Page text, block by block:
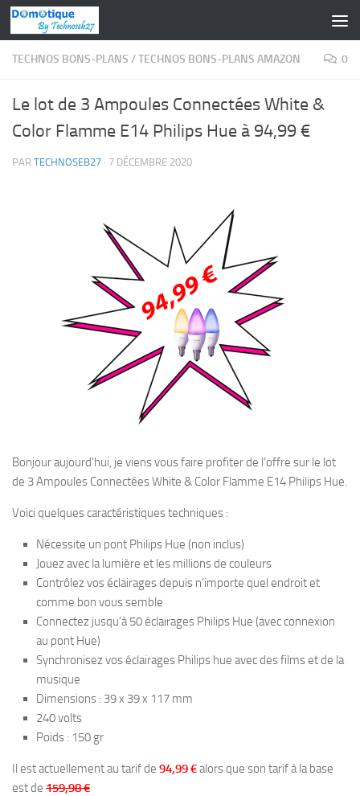
Skip to content
TECHNOS BONS-PLANS /TECHNOS BONS-PLANS AMAZON 0
Le lot de 3 Ampoules Connectées White &
Color Flamme E14 Philips Hue à 94,99 €
PAR TECHNOSEB27 · 7 DÉCEMBRE 2020
Bonjour aujourd’hui, je viens vous faire profiter de l’offre sur le lot
de 3 Ampoules Connectées White & Color Flamme E14 Philips Hue.
Voici quelques caractéristiques techniques :
Nécessite un pont Philips Hue (non inclus)
Jouez avec la lumière et les millions de couleurs
Contrôlez vos éclairages depuis n’importe quel endroit et
comme bon vous semble
Connectez jusqu’à 50 éclairages Philips Hue (avec connexion
au pont Hue)
Synchronisez vos éclairages Philips hue avec des films et de la
musique
Dimensions : 39 x 39 x 117 mm
240 volts
Poids : 150 gr
Il est actuellement au tarif de 94,99 €alors que son tarif à la base
est de 159,98 €